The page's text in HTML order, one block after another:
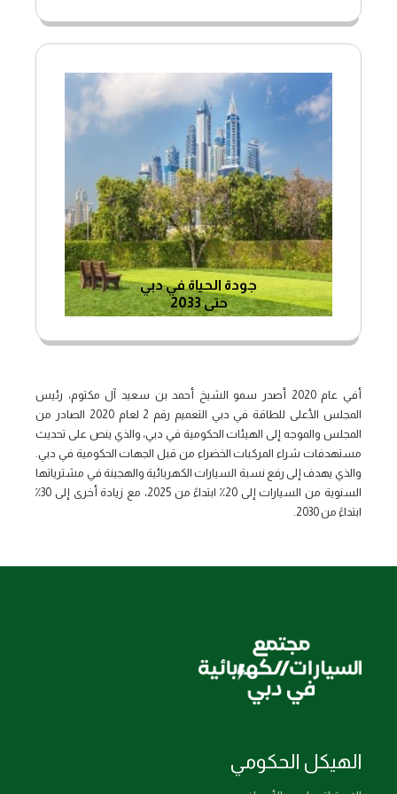
جودة الحياة في دبي
حتى 2033
أفي عام 2020 أصدر سمو الشيخ أحمد بن سعيد آل مكتوم، رئيس
المجلس الأعلى للطاقة في دبي التعميم رقم 2 لعام 2020 الصادر من
المجلس والموجه إلى الهيئات الحكومية في دبي، والذي ينص على تحديث
مستهدفات شراء المركبات الخضراء من قبل الجهات الحكومية في دبي.
والذي يهدف إلى رفع نسبة السيارات الكهربائية والهجينة في مشترياتها
السنوية من السيارات إلى 20٪ ابتداءً من 2025، مع زيادة أخرى إلى 30٪
ابتداءً من 2030.
الهيكل الحكومي